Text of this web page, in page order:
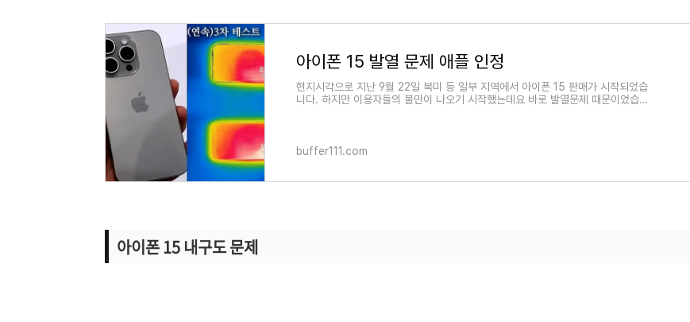
아이폰 15 발열 문제 애플 인정
현지시각으로 지난 9월 22일 북미 등 일부 지역에서 아이폰 15 판매가 시작되었습
니다. 하지만 이용자들의 불만이 나오기 시작했는데요 바로 발열문제 때문이었습니
buffer111.com
아이폰 15 내구도 문제